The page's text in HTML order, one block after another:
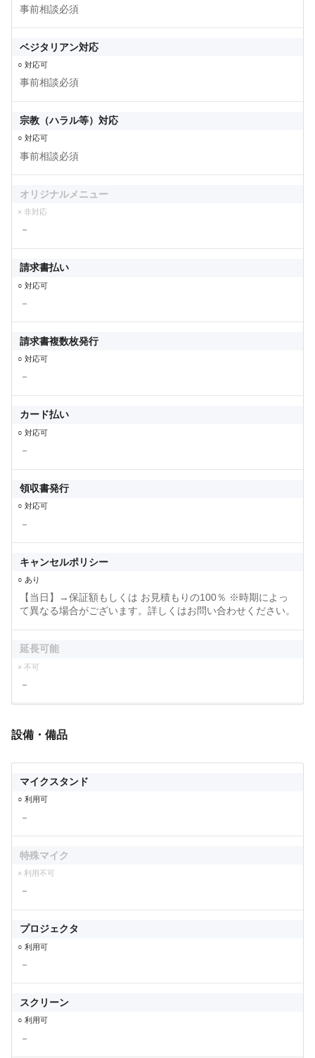
事前相談必須
ベジタリアン対応
○ 対応可
事前相談必須
宗教（ハラル等）対応
○ 対応可
事前相談必須
オリジナルメニュー
× 非対応
－
請求書払い
○ 対応可
－
請求書複数枚発行
○ 対応可
－
カード払い
○ 対応可
－
領収書発行
○ 対応可
－
キャンセルポリシー
○ あり
【当日】→保証額もしくは お見積もりの100％ ※時期によっ
て異なる場合がございます。詳しくはお問い合わせください。
延長可能
× 不可
－
設備・備品
マイクスタンド
○ 利用可
－
特殊マイク
× 利用不可
－
プロジェクタ
○ 利用可
－
スクリーン
○ 利用可
－